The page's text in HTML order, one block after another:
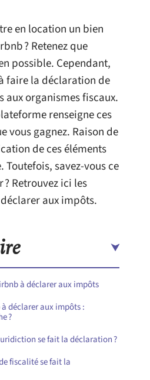
en location un bien
? Retenez que
possible. Cependant,
faire la déclaration de
aux organismes fiscaux.
renseigne ces
vous gagnez. Raison de
de ces éléments
Toutefois, savez-vous ce
Retrouvez ici les
aux impôts.
à déclarer aux impôts
à déclarer aux impôts :
?
se fait la déclaration ?
fiscalité se fait la